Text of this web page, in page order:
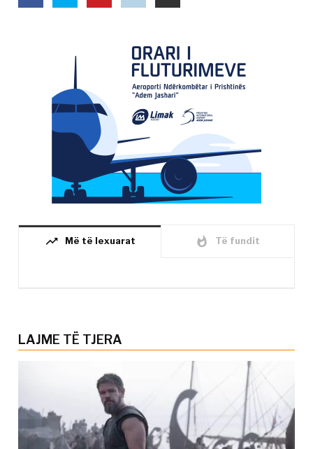
trending_up Më të lexuarat whatshot Të fundit
LAJME TË TJERA